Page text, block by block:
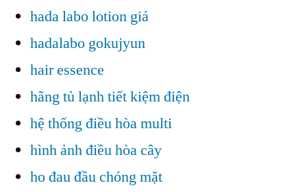
hada labo lotion giá
hadalabo gokujyun
hair essence
hãng tủ lạnh tiết kiệm điện
hệ thống điều hòa multi
hình ảnh điều hòa cây
ho đau đầu chóng mặt